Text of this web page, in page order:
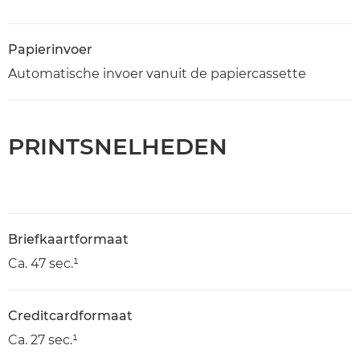
Papierinvoer
Automatische invoer vanuit de papiercassette
PRINTSNELHEDEN
Briefkaartformaat
Ca. 47 sec.¹
Creditcardformaat
Ca. 27 sec.¹